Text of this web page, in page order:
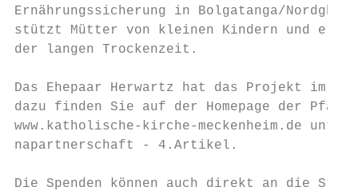
Ernährungssicherung in Bolgatanga/
stützt Mütter von kleinen Kindern und
der langen Trockenzeit.
Das Ehepaar Herwartz hat das Projekt im
dazu finden Sie auf der Homepage der
www.katholische-kirche-meckenheim.de
napartnerschaft - 4.Artikel.
Die Spenden können auch direkt an die